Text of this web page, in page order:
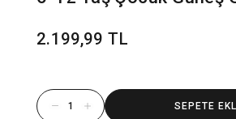
2.199,99 TL
SEPETE